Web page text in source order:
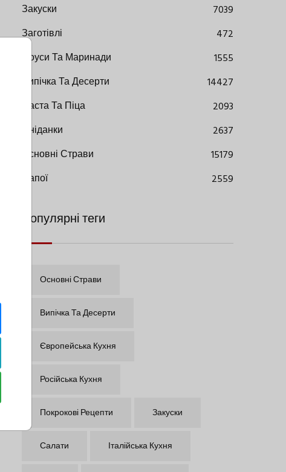
Закуски
7039
Заготівлі
472
Соуси Та Маринади
1555
Випічка Та Десерти
14427
Паста Та Піца
2093
Сніданки
2637
Основні Страви
15179
Напої
2559
Популярні теги
Основні Страви
Випічка Та Десерти
Європейська Кухня
Російська Кухня
Покрокові Рецепти Закуски
Салати Італійська Кухня